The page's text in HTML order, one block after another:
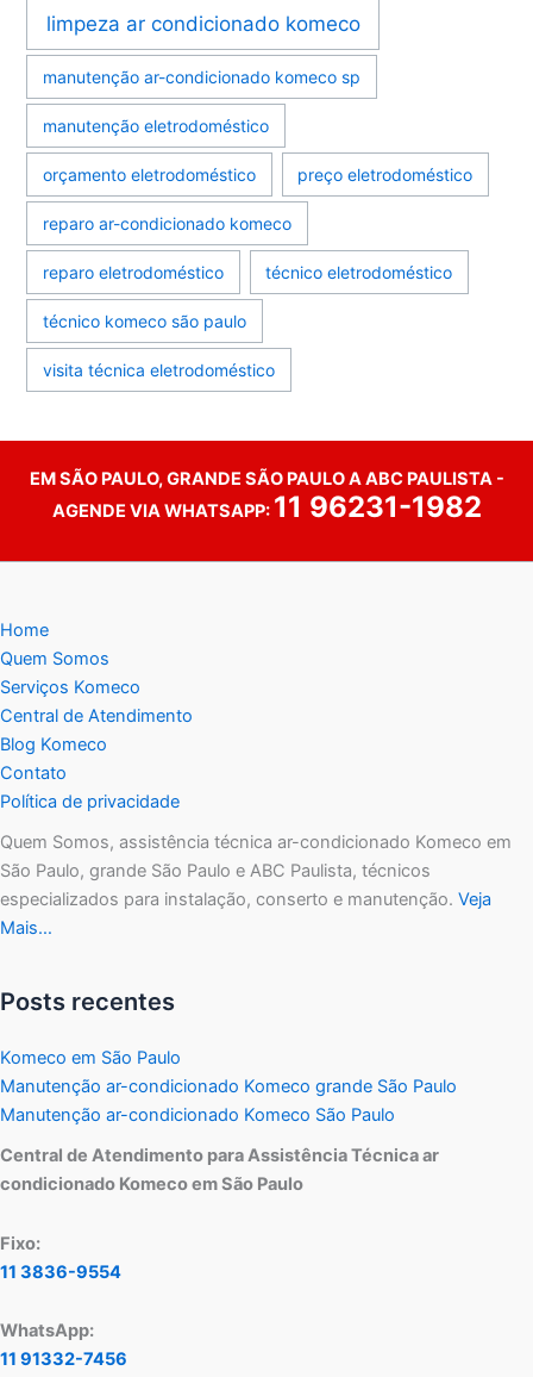
limpeza ar condicionado komeco
manutenção ar-condicionado komeco sp
manutenção eletrodoméstico
orçamento eletrodoméstico preço eletrodoméstico
reparo ar-condicionado komeco
reparo eletrodoméstico técnico eletrodoméstico
técnico komeco são paulo
visita técnica eletrodoméstico
EM SÃO PAULO, GRANDE SÃO PAULO A ABC PAULISTA -
AGENDE VIA WHATSAPP: 11 96231-1982
Home
Quem Somos
Serviços Komeco
Central de Atendimento
Blog Komeco
Contato
Política de privacidade
Quem Somos, assistência técnica ar-condicionado Komeco em
São Paulo, grande São Paulo e ABC Paulista, técnicos
especializados para instalação, conserto e manutenção. Veja
Mais…
Posts recentes
Komeco em São Paulo
Manutenção ar-condicionado Komeco grande São Paulo
Manutenção ar-condicionado Komeco São Paulo
Central de Atendimento para Assistência Técnica ar
condicionado Komeco em São Paulo
Fixo:
11 3836-9554
WhatsApp:
11 91332-7456